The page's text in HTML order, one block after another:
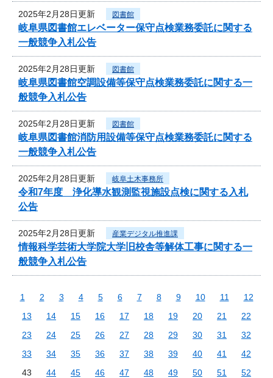
2025年2月28日更新 図書館
岐阜県図書館エレベーター保守点検業務委託に関する
一般競争入札公告
2025年2月28日更新 図書館
岐阜県図書館空調設備等保守点検業務委託に関する一
般競争入札公告
2025年2月28日更新 図書館
岐阜県図書館消防用設備等保守点検業務委託に関する
一般競争入札公告
2025年2月28日更新 岐阜土木事務所
令和7年度 浄化導水観測監視施設点検に関する入札
公告
2025年2月28日更新 産業デジタル推進課
情報科学芸術大学院大学旧校舎等解体工事に関する一
般競争入札公告
1 2 3 4 5 6 7 8 9 10 11
12
13
14 15 16 17 18 19 20 21
22
23
24 25 26 27 28 29 30 31
32
33
34 35 36 37 38 39 40 41
42
43
44 45 46 47 48 49 50 51
52